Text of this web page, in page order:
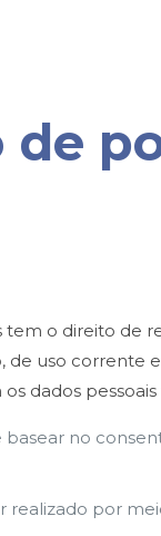
de
tem o direito de
de uso corrente
dados
no
realizado por